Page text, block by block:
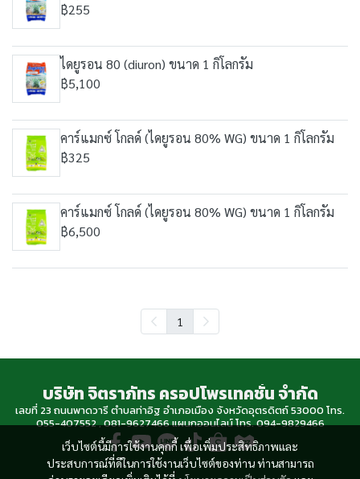
฿255
ไดยูรอน 80 (diuron) ขนาด 1 กิโลกรัม
฿5,100
คาร์แมกซ์ โกลด์ (ไดยูรอน 80% WG) ขนาด 1 กิโลกรัม
฿325
คาร์แมกซ์ โกลด์ (ไดยูรอน 80% WG) ขนาด 1 กิโลกรัม
฿6,500
1
เว็บไซต์นี้มีการใช้งานคุกกี้ เพื่อเพิ่มประสิทธิภาพและ
ประสบการณ์ที่ดีในการใช้งานเว็บไซต์ของท่าน ท่านสามารถ
บริษัท จิตราภัทร ครอปโพรเทคชั่น จำกัด
เลขที่ 23 ถนนพาดวารี ตำบลท่าอิฐ อำเภอเมือง จังหวัดอุตรดิตถ์ 53000 โทร.
055-407552 , 081-9627466 แผนกออนไลน์ โทร. 094-9829466